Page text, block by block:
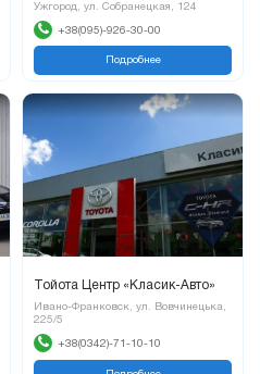
Ужгород, ул. Собранецкая, 124
+38(095)-926-30-00
Подробнее
Тойота Центр «Класик-Авто»
Ивано-Франковск, ул. Вовчинецька,
225/5
+38(0342)-71-10-10